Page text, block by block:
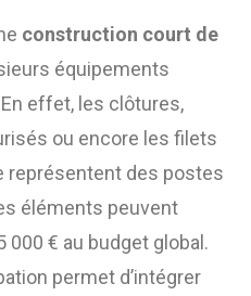
construction court de
équipements
effet, les clôtures,
ou encore les filets
représentent des postes
éléments peuvent
000 € au budget global.
permet d’intégrer